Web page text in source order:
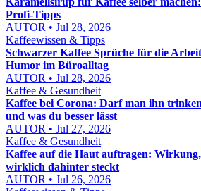
Profi-Tipps
AUTOR • Jul 28, 2026
Kaffeewissen & Tipps
Schwarzer Kaffee Sprüche für die
Humor im Büroalltag
AUTOR • Jul 28, 2026
Kaffee & Gesundheit
Kaffee bei Corona: Darf man ihn
und was du besser lässt
AUTOR • Jul 27, 2026
Kaffee & Gesundheit
Kaffee auf die Haut auftragen:
wirklich dahinter steckt
AUTOR • Jul 26, 2026